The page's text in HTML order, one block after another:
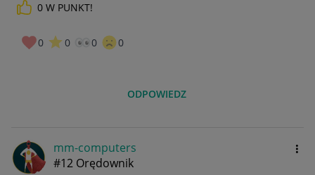
0 W PUNKT!
0 0 0 0
ODPOWIEDZ
mm-computers
#12 Orędownik